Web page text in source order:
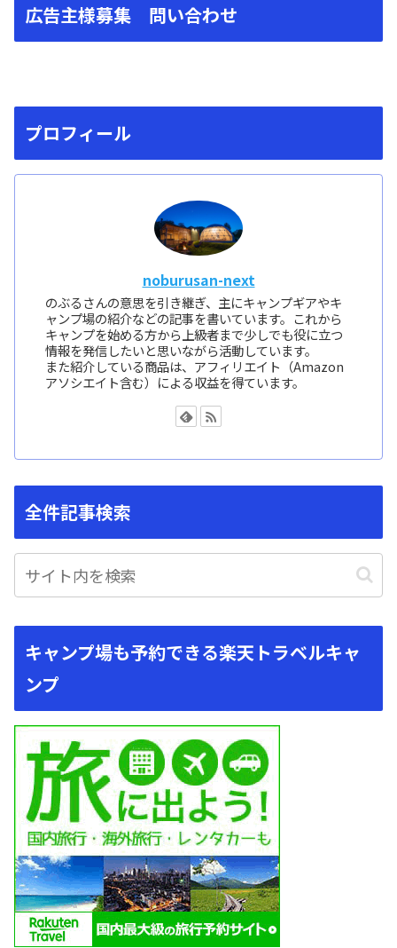
広告主様募集 問い合わせ
プロフィール
noburusan-next
のぶるさんの意思を引き継ぎ、主にキャンプギアやキ
ャンプ場の紹介などの記事を書いています。これから
キャンプを始める方から上級者まで少しでも役に立つ
情報を発信したいと思いながら活動しています。
また紹介している商品は、アフィリエイト（Amazon
アソシエイト含む）による収益を得ています。
全件記事検索
キャンプ場も予約できる楽天トラベルキャ
ンプ